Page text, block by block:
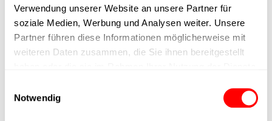
Verwendung unserer Website an unsere Partner für
soziale Medien, Werbung und Analysen weiter. Unsere
Partner führen diese Informationen möglicherweise mit
weiteren Daten zusammen, die Sie ihnen bereitgestellt
Notwendig
erst an.“